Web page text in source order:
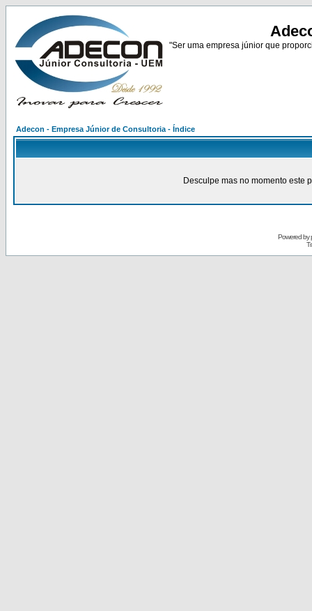
"Ser uma empresa júnior que
Adecon - Empresa Júnior de Consultoria - Índice
Desculpe mas no momento este
Powered by